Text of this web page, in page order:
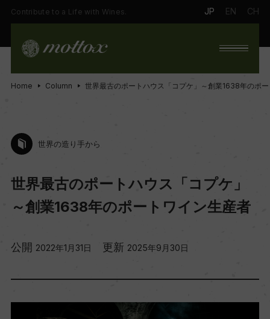
Contribute to a Life with Wines. JP EN CH
Home Column 世界最古のポートハウス「コプケ」～創業1638年のポ
世界の造り手から
世界最古のポートハウス「コプケ」
～創業1638年のポートワイン生産者
公開 2022年1月31日 更新 2025年9月30日